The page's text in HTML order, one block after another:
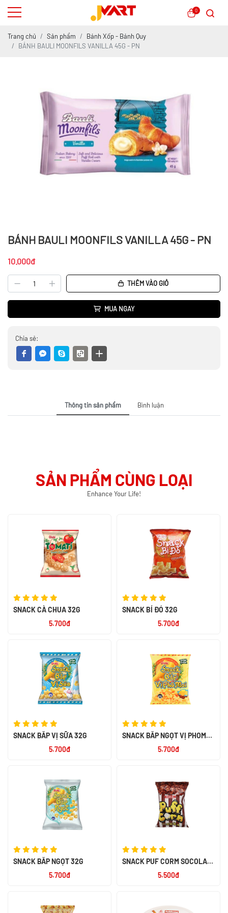
0
Trang chủ Sản phẩm
Bánh Xốp - Bánh Quy
BÁNH BAULI MOONFILS VANILLA 45G - PN
BÁNH BAULI MOONFILS VANILLA 45G - PN
10.000đ
THÊM VÀO GIỎ
MUA NGAY
Chia sẻ:
Thông tin sản phẩm Bình luận
SẢN PHẨM CÙNG LOẠI
Enhance Your Life!
SNACK CÀ CHUA 32G
5.700đ
SNACK BÍ ĐỎ 32G
5.700đ
SNACK BẮP VỊ SỮA 32G
5.700đ
SNACK BẮP NGỌT VỊ PHOMAI
5.700đ
SNACK BẮP NGỌT 32G
5.700đ
SNACK PUF CORM SOCOLA
5.500đ